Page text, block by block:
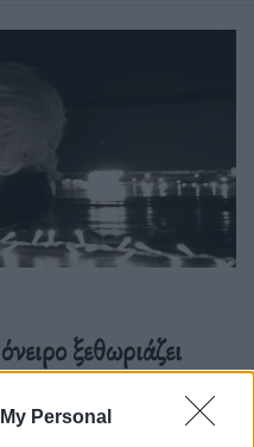
Personal
ξεθωριάζει
πεθάνουν